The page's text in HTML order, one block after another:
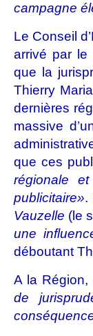
campagne
Le Conseil
arrivé par le
que la
Thierry
dernières
massive
que ces
régionale et
publicitaire».
Vauzelle (le
une
déboutant
A la
de